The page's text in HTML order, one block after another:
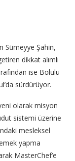
Sümeyye Şahin,
dikkat alımlı
ise Bolulu
sürdürüyor.
olarak misyon
sistemi üzerine
mesleksel
yapma
MasterChef’e